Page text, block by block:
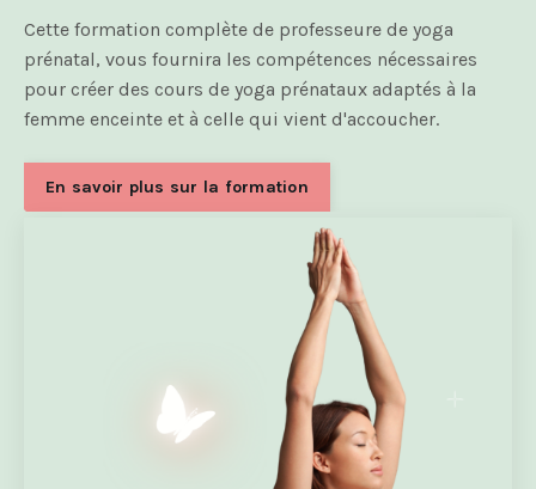
Cette formation complète de professeure de yoga
prénatal, vous fournira les compétences nécessaires
pour créer des cours de yoga prénataux adaptés à la
femme enceinte et à celle qui vient d'accoucher.
En savoir plus sur la formation